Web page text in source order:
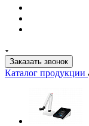
Заказать звонок
Каталог продукции